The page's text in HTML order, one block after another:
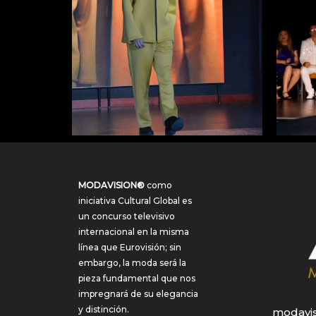
MODAVISION®como
iniciativa Cultural Global es
un concurso televisivo
internacional en la misma
línea que Eurovisión; sin
embargo, la moda será la
pieza fundamental que nos
impregnará de su elegancia
y distinción.